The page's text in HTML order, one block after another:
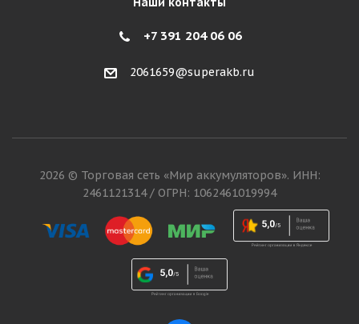
+7 391 204 06 06
2061659@superakb.ru
2026 © Торговая сеть «Мир аккумуляторов». ИНН:
2461121314 / ОГРН: 1062461019994